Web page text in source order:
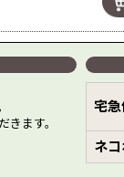
きます。
宅
ネ